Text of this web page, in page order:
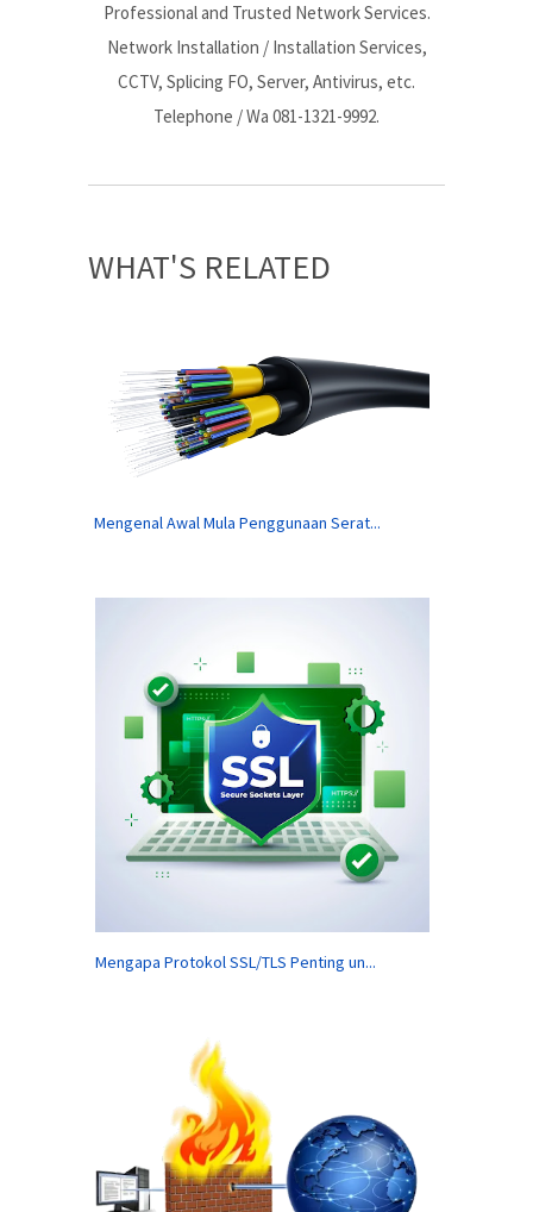
Professional and Trusted Network Services.
Network Installation / Installation Services,
CCTV, Splicing FO, Server, Antivirus, etc.
Telephone / Wa 081-1321-9992.
WHAT'S RELATED
Mengenal Awal Mula Penggunaan Serat...
Mengapa Protokol SSL/TLS Penting un...